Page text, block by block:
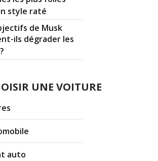
style raté
de Musk
ils dégrader les
UNE VOITURE
auto